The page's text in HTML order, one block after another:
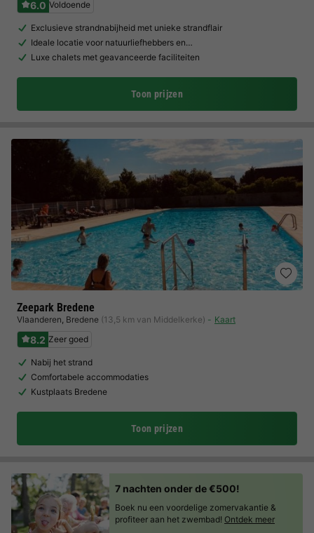
6.0 Voldoende
Exclusieve strandnabijheid met unieke strandflair
Ideale locatie voor natuurliefhebbers en…
Luxe chalets met geavanceerde faciliteiten
Toon prijzen
Zeepark Bredene
Vlaanderen, Bredene (13,5 km van Middelkerke) Kaart
8.2 Zeer goed
Nabij het strand
Comfortabele accommodaties
Kustplaats Bredene
Toon prijzen
7 nachten onder de €500!
Boek nu een voordelige zomervakantie &
profiteer aan het zwembad! Ontdek meer